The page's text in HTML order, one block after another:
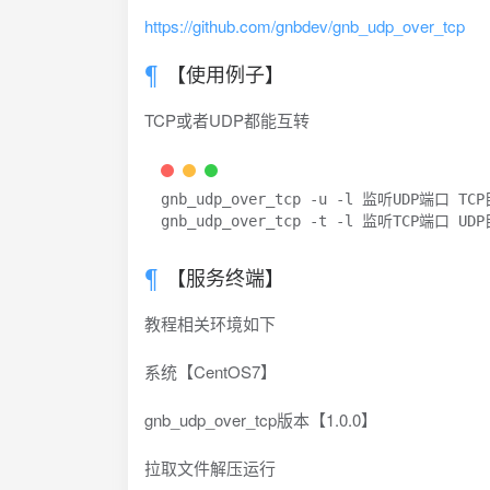
https://github.com/gnbdev/gnb_udp_over_tcp
【使用例子】
TCP或者UDP都能互转
gnb_udp_over_tcp -u -l 监听UDP端口 TCP
gnb_udp_over_tcp
-t -l 监听TCP端口 UDP
【服务终端】
教程相关环境如下
系统【CentOS7】
gnb_udp_over_tcp版本【1.0.0】
拉取文件解压运行